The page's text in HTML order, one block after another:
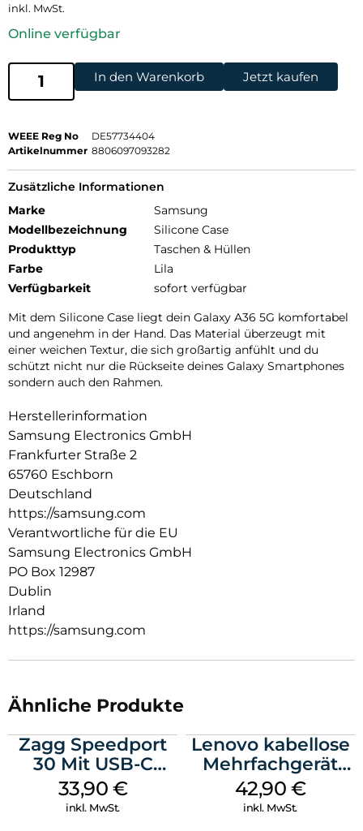
inkl. MwSt.
Online verfügbar
In den Warenkorb Jetzt kaufen
WEEE Reg No
DE57734404
Artikelnummer 8806097093282
Zusätzliche Informationen
Marke
Samsung
Modellbezeichnung
Silicone Case
Produkttyp
Taschen & Hüllen
Farbe
Lila
Verfügbarkeit
sofort verfügbar
Mit dem Silicone Case liegt dein Galaxy A36 5G komfortabel
und angenehm in der Hand. Das Material überzeugt mit
einer weichen Textur, die sich großartig anfühlt und du
schützt nicht nur die Rückseite deines Galaxy Smartphones
sondern auch den Rahmen.
Herstellerinformation
Samsung Electronics GmbH
Frankfurter Straße 2
65760 Eschborn
Deutschland
https://samsung.com
Verantwortliche für die EU
Samsung Electronics GmbH
PO Box 12987
Dublin
Irland
https://samsung.com
Ähnliche Produkte
Zagg Speedport
30 Mit USB-C
Kabel Weiß
33,90 €
inkl. MwSt.
Lenovo kabellose
Mehrfachgerät
Luna Grey
42,90 €
inkl. MwSt.